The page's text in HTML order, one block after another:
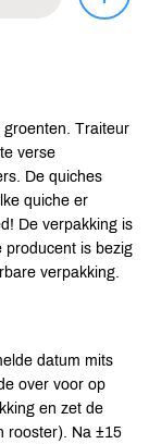
groenten. Traiteur
verse
De quiches
quiche er
De verpakking is
producent is bezig
verpakking.
datum mits
over voor op
en zet de
rooster). Na ±15